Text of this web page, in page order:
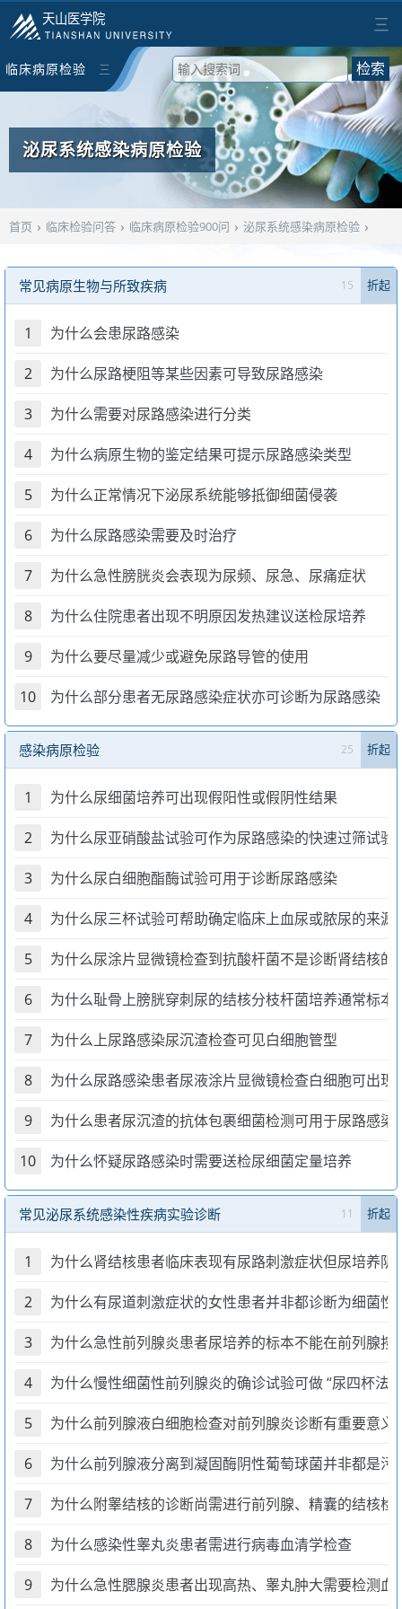
天山医学院 三
临床病原检验 三 检索
泌尿系统感染病原检验
首页 › 临床检验问答 › 临床病原检验900问 › 泌尿系统感染病原检验 ›
常见病原生物与所致疾病 15 折起
1 为什么会患尿路感染
2 为什么尿路梗阻等某些因素可导致尿路感染
3 为什么需要对尿路感染进行分类
4 为什么病原生物的鉴定结果可提示尿路感染类型
5 为什么正常情况下泌尿系统能够抵御细菌侵袭
6 为什么尿路感染需要及时治疗
7 为什么急性膀胱炎会表现为尿频、尿急、尿痛症状
8 为什么住院患者出现不明原因发热建议送检尿培养
9 为什么要尽量减少或避免尿路导管的使用
10 为什么部分患者无尿路感染症状亦可诊断为尿路感染
感染病原检验 25 折起
1 为什么尿细菌培养可出现假阳性或假阴性结果
2 为什么尿亚硝酸盐试验可作为尿路感染的快速过筛试验
3 为什么尿白细胞酯酶试验可用于诊断尿路感染
4 为什么尿三杯试验可帮助确定临床上血尿或脓尿的来源
5 为什么尿涂片显微镜检查到抗酸杆菌不是诊断肾结核的
6 为什么耻骨上膀胱穿刺尿的结核分枝杆菌培养通常标本
7 为什么上尿路感染尿沉渣检查可见白细胞管型
8 为什么尿路感染患者尿液涂片显微镜检查白细胞可出现
9 为什么患者尿沉渣的抗体包裹细菌检测可用于尿路感染
10 为什么怀疑尿路感染时需要送检尿细菌定量培养
常见泌尿系统感染性疾病实验诊断 11 折起
1 为什么肾结核患者临床表现有尿路刺激症状但尿培养阴
2 为什么有尿道刺激症状的女性患者并非都诊断为细菌性
3 为什么急性前列腺炎患者尿培养的标本不能在前列腺按
4 为什么慢性细菌性前列腺炎的确诊试验可做 “尿四杯法”
5 为什么前列腺液白细胞检查对前列腺炎诊断有重要意义
6 为什么前列腺液分离到凝固酶阴性葡萄球菌并非都是污
7 为什么附睾结核的诊断尚需进行前列腺、精囊的结核检
8 为什么感染性睾丸炎患者需进行病毒血清学检查
9 为什么急性腮腺炎患者出现高热、睾丸肿大需要检测血